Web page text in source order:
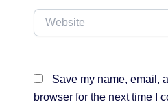
Website
Save my name, email,
browser for the next time I